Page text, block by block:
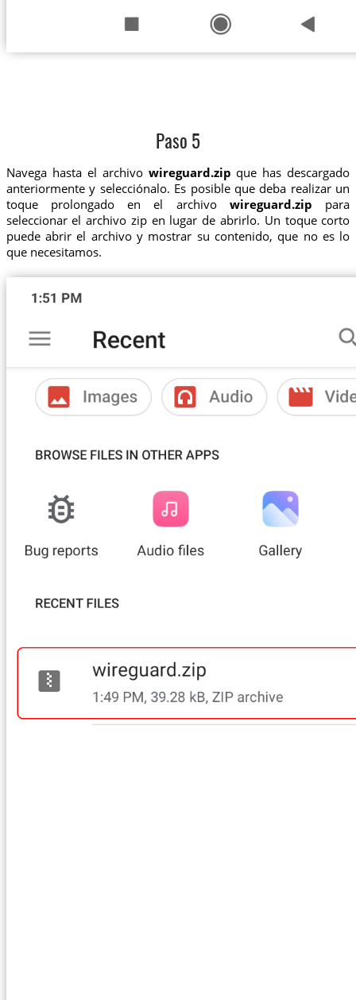
Paso 5
Navega hasta el archivo wireguard.zip que has descargado
anteriormente y selecciónalo. Es posible que deba realizar un
toque prolongado en el archivowireguard.zip para
seleccionar el archivo zip en lugar de abrirlo. Un toque corto
puede abrir el archivo y mostrar su contenido, que no es lo
que necesitamos.